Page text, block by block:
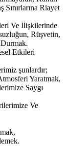
Riayet
Ve Ilişkilerinde
Rüşvetin,
Etkileri
şunlardır;
Yaratmak,
Saygı
Ve